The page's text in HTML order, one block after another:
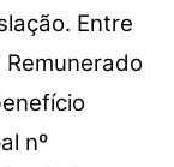
Entre
Remunerado
nº